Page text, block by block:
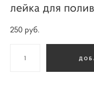
лейка для
250 pуб.